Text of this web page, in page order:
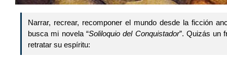
Narrar, recrear, recomponer el mundo desde la ficción
busca mi novela “Soliloquio del Conquistador”. Quizás un
retratar su espíritu: